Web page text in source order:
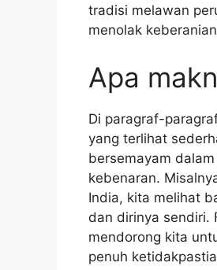
tradisi melawan
menolak
Apa
Di paragraf-
yang terlihat
bersemayam
kebenaran.
India, kita melihat
dan dirinya sendiri.
mendorong kita
penuh